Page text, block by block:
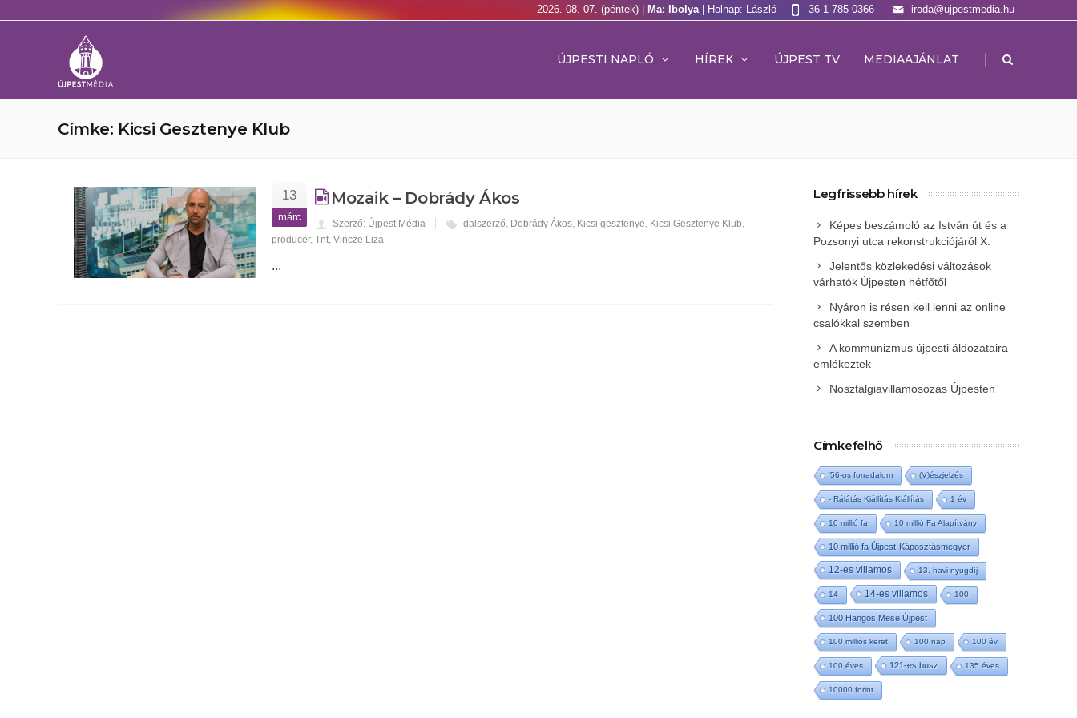
2026. 08. 07. (péntek) | Ma: Ibolya | Holnap: László iroda@ujpestmedia.hu
36-1-785-0366
ÚJPESTI NAPLÓ HÍREK ÚJPEST TV MEDIAAJÁNLAT |
Címke: Kicsi Gesztenye Klub
13
márc
Mozaik – Dobrády Ákos
Szerző: Újpest Média dalszerző, Dobrády Ákos, Kicsi gesztenye, Kicsi Gesztenye Klub,
producer,Tnt,Vincze Liza
...
Legfrissebb hírek
Képes beszámoló az István út és a
Pozsonyi utca rekonstrukciójáról X.
Jelentős közlekedési változások
várhatók Újpesten hétfőtől
Nyáron is résen kell lenni az online
csalókkal szemben
A kommunizmus újpesti áldozataira
emlékeztek
Nosztalgiavillamosozás Újpesten
Címkefelhő
'56-os forradalom (V)észjelzés
- Rálátás Kiállítás Kiállítás 1 év
10 millió fa 10 millió Fa Alapítvány
10 millió fa Újpest-Káposztásmegyer
12-es villamos 13. havi nyugdíj
14 14-es villamos 100
100 Hangos Mese Újpest
100 milliós keret 100 nap 100 év
100 éves 121-es busz 135 éves
10000 forint